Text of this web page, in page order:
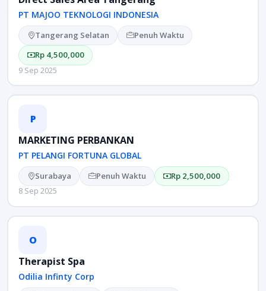
PT MAJOO TEKNOLOGI INDONESIA
Tangerang Selatan
Penuh Waktu
Rp 4,500,000
9 Sep 2025
P
MARKETING PERBANKAN
PT PELANGI FORTUNA GLOBAL
Surabaya Penuh Waktu Rp 2,500,000
8 Sep 2025
O
Therapist Spa
Odilia Infinty Corp